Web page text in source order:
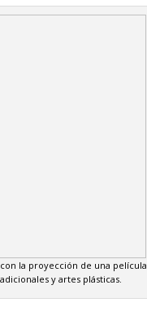
la proyección de una película
y artes plásticas.